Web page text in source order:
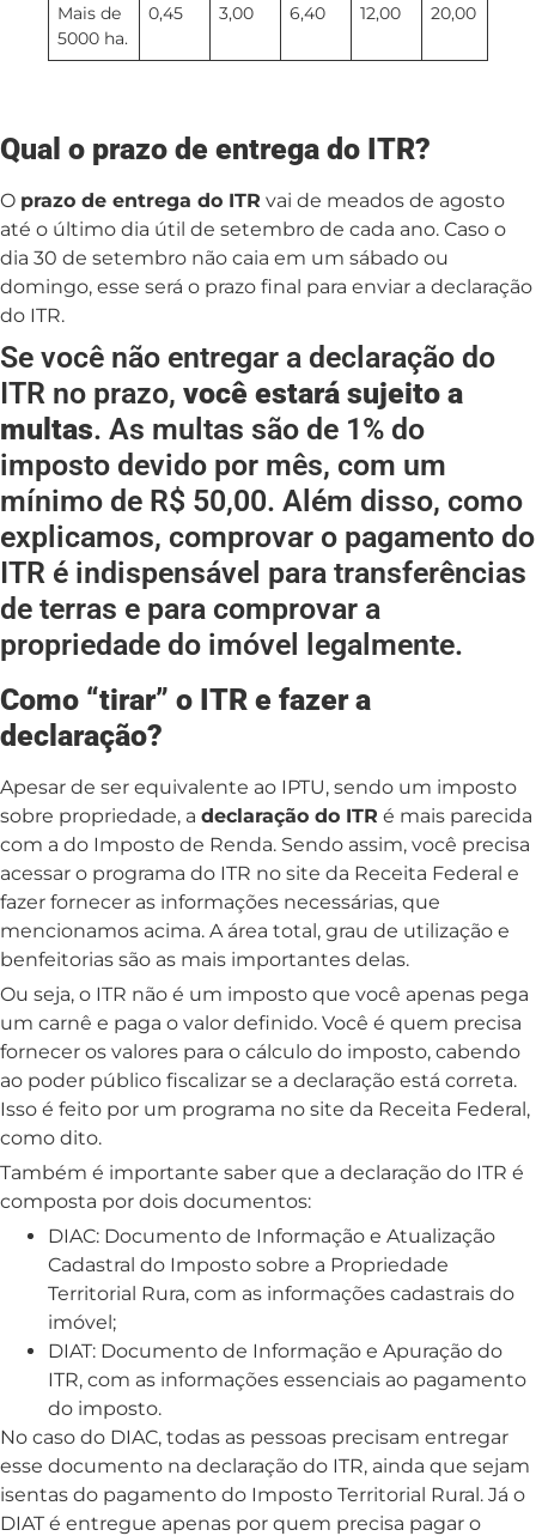
Mais de
5000 ha.
0,45 3,00 6,40 12,00 20,00
Qual o prazo de entrega do ITR?
O prazo de entrega do ITR vai de meados de agosto
até o último dia útil de setembro de cada ano. Caso o
dia 30 de setembro não caia em um sábado ou
domingo, esse será o prazo final para enviar a declaração
do ITR.
Se você não entregar a declaração do
ITR no prazo, você estará sujeito a
multas. As multas são de 1% do
imposto devido por mês, com um
mínimo de R$ 50,00. Além disso, como
explicamos, comprovar o pagamento do
ITR é indispensável para transferências
de terras e para comprovar a
propriedade do imóvel legalmente.
Como “tirar” o ITR e fazer a
declaração?
Apesar de ser equivalente ao IPTU, sendo um imposto
sobre propriedade, a declaração do ITR é mais parecida
com a do Imposto de Renda. Sendo assim, você precisa
acessar o programa do ITR no site da Receita Federal e
fazer fornecer as informações necessárias, que
mencionamos acima. A área total, grau de utilização e
benfeitorias são as mais importantes delas.
Ou seja, o ITR não é um imposto que você apenas pega
um carnê e paga o valor definido. Você é quem precisa
fornecer os valores para o cálculo do imposto, cabendo
ao poder público fiscalizar se a declaração está correta.
Isso é feito por um programa no site da Receita Federal,
como dito.
Também é importante saber que a declaração do ITR é
composta por dois documentos:
DIAC: Documento de Informação e Atualização
Cadastral do Imposto sobre a Propriedade
Territorial Rura, com as informações cadastrais do
imóvel;
DIAT: Documento de Informação e Apuração do
ITR, com as informações essenciais ao pagamento
do imposto.
No caso do DIAC, todas as pessoas precisam entregar
esse documento na declaração do ITR, ainda que sejam
isentas do pagamento do Imposto Territorial Rural. Já o
DIAT é entregue apenas por quem precisa pagar o